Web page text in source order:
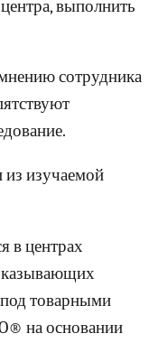
выполнить
сотрудника
изучаемой
в центрах
товарными
на основании